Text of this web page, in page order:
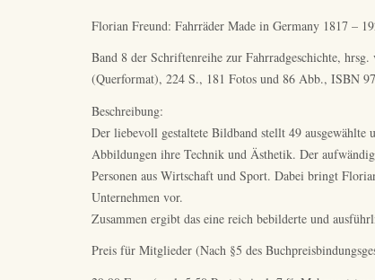
Florian Freund: Fahrräder Made in Germany 1817 –
Band 8 der Schriftenreihe zur Fahrradgeschichte,
(Querformat), 224 S., 181 Fotos und 86 Abb., ISBN
Beschreibung:
Der liebevoll gestaltete Bildband stellt 49 ausgewählte
Abbildungen ihre Technik und Ästhetik. Der
Personen aus Wirtschaft und Sport. Dabei bringt
Unternehmen vor.
Zusammen ergibt das eine reich bebilderte und
Preis für Mitglieder (Nach §5 des